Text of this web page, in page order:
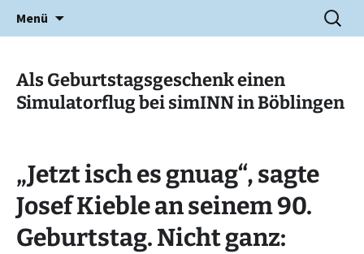
Fliegergruppe Leutkirch e.V.
Menü
NACH:
Als Geburtstagsgeschenk einen
Simulatorflug bei simINN in Böblingen
„Jetzt isch es gnuag“, sagte
Josef Kieble an seinem 90.
Geburtstag. Nicht ganz: